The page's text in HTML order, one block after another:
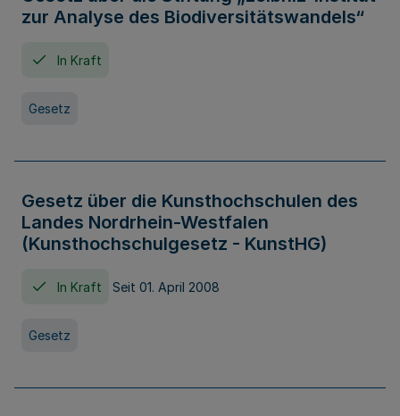
zur Analyse des Biodiversitätswandels“
In Kraft
Gesetz
Gesetz über die Kunsthochschulen des
Landes Nordrhein-Westfalen
(Kunsthochschulgesetz - KunstHG)
In Kraft Seit 01. April 2008
Gesetz